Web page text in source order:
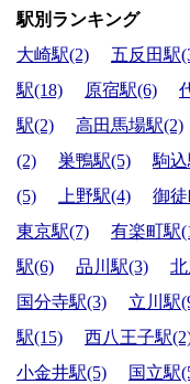
駅別ランキング
大崎駅(2)
五反田駅
駅(18)
原宿駅(6)
駅(2)
高田馬場駅(2)
(2)
巣鴨駅(5) 駒
(5)
上野駅(4) 御
東京駅(7)
有楽町駅
駅(6)
品川駅(3)
国分寺駅(3)
立川駅
駅(15)
西八王子駅
小金井駅(5)
国立駅